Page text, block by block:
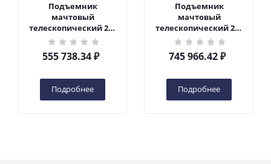
Подъемник
мачтовый
телескопический 200
кг 6 м TOR GTWY6-200S
DC 2-мачтовый
(автономный) (G) в
555 738.34₽
Подробнее
Подъемник
мачтовый
телескопический 200
кг 10 м TOR GTWY10-
200S DC 2-мачтовый
(автономный) (N) в
745 966.42₽
Подробнее